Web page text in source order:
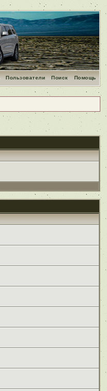
Помощь
Поиск
Пользователи